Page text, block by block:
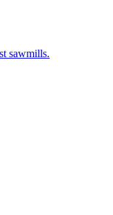
sawmills.